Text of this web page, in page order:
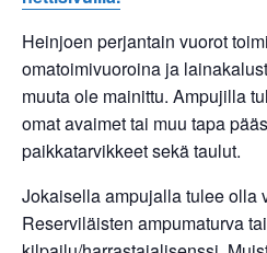
Heinjoen perjantain vuorot
omatoimivuoroina ja
muuta ole mainittu. Ampujilla
omat avaimet tai muu tapa
paikkatarvikkeet sekä taulut.
Jokaisella ampujalla tulee olla
Reserviläisten ampumaturva